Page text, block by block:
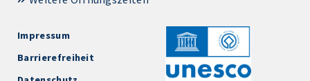
Impressum
Barrierefreiheit